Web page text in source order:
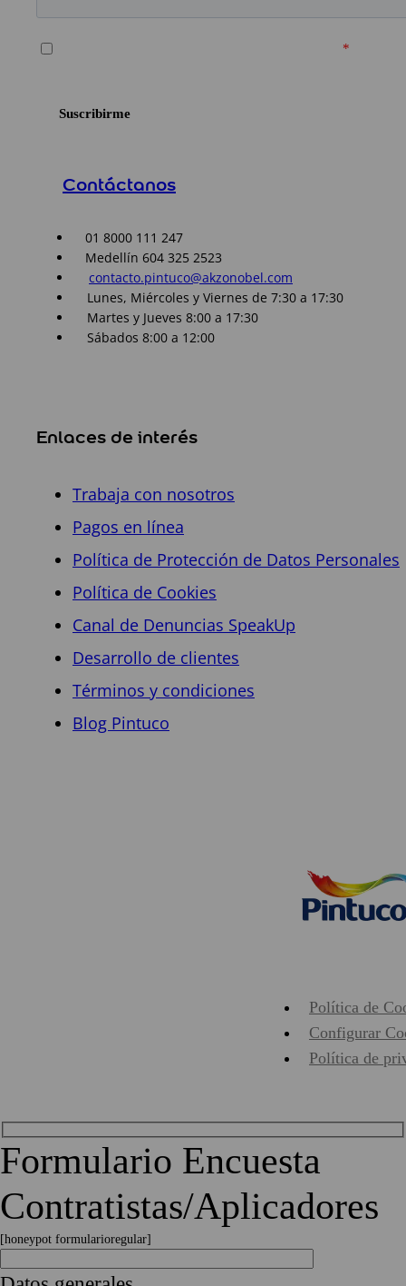
Contáctanos
01 8000 111 247
Medellín 604 325 2523
contacto.pintuco@akzonobel.com
Lunes, Miércoles y Viernes de 7:30 a 17:30
Martes y Jueves 8:00 a 17:30
Sábados 8:00 a 12:00
Enlaces de interés
Trabaja con nosotros
Pagos en línea
Política de Protección de Datos Personales
Política de Cookies
Canal de Denuncias SpeakUp
Desarrollo de clientes
Términos y condiciones
Blog Pintuco
Política de
Configurar
Política de
Formulario Encuesta
Contratistas/Aplicadores
[honeypot formularioregular]